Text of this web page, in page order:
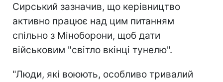
Сирський зазначив, що керівництво
активно працює над цим питанням
спільно з Міноборони, щоб дати
військовим "світло вкінці тунелю".
"Люди, які воюють, особливо тривалий